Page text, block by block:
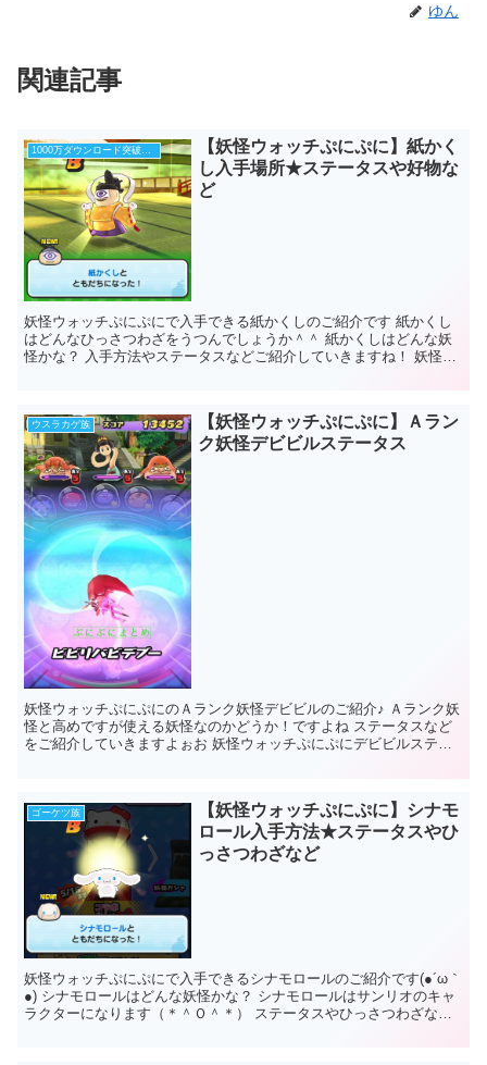
ゆん
関連記事
1000万ダウンロード突破記念イベント
【妖怪ウォッチぷにぷに】紙かく
し入手場所★ステータスや好物な
ど
妖怪ウォッチぷにぷにで入手できる紙かくしのご紹介です 紙かくし
はどんなひっさつわざをうつんでしょうか＾＾ 紙かくしはどんな妖
怪かな？ 入手方法やステータスなどご紹介していきますね！ 妖怪ウ
ウスラカゲ族
【妖怪ウォッチぷにぷに】Ａラン
ク妖怪デビビルステータス
妖怪ウォッチぷにぷにのＡランク妖怪デビビルのご紹介♪ Ａランク妖
怪と高めですが使える妖怪なのかどうか！ですよね ステータスなど
をご紹介していきますよぉお 妖怪ウォッチぷにぷにデビビルステー
ゴーケツ族
【妖怪ウォッチぷにぷに】シナモ
ロール入手方法★ステータスやひ
っさつわざなど
妖怪ウォッチぷにぷにで入手できるシナモロールのご紹介です(●´ω｀
●) シナモロールはどんな妖怪かな？ シナモロールはサンリオのキャ
ラクターになります（＊＾Ｏ＾＊） ステータスやひっさつわざなど